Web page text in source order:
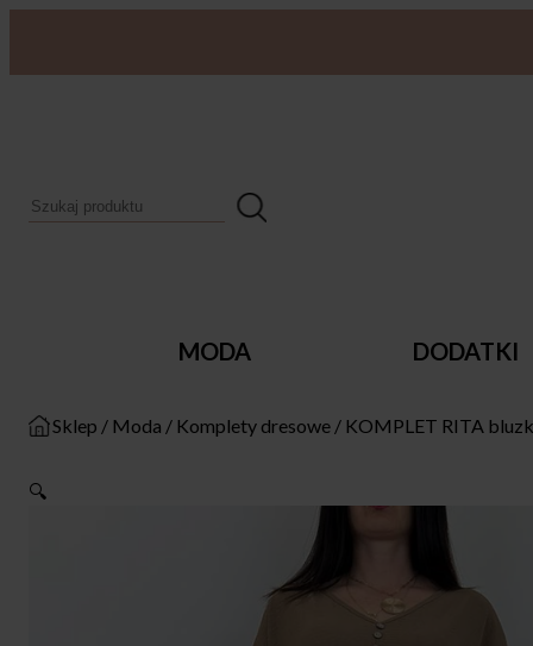
MODA DODATKI
Sklep / Moda / Komplety dresowe / KOMPLET RITA
🔍